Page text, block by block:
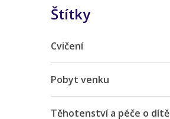
Štítky
Cvičení
Pobyt venku
Těhotenství a péče o dítě